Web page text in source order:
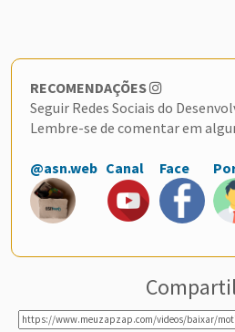
RECOMENDAÇÕES
Seguir Redes Sociais do
Lembre-se de comentar em
@asn.web Canal Face